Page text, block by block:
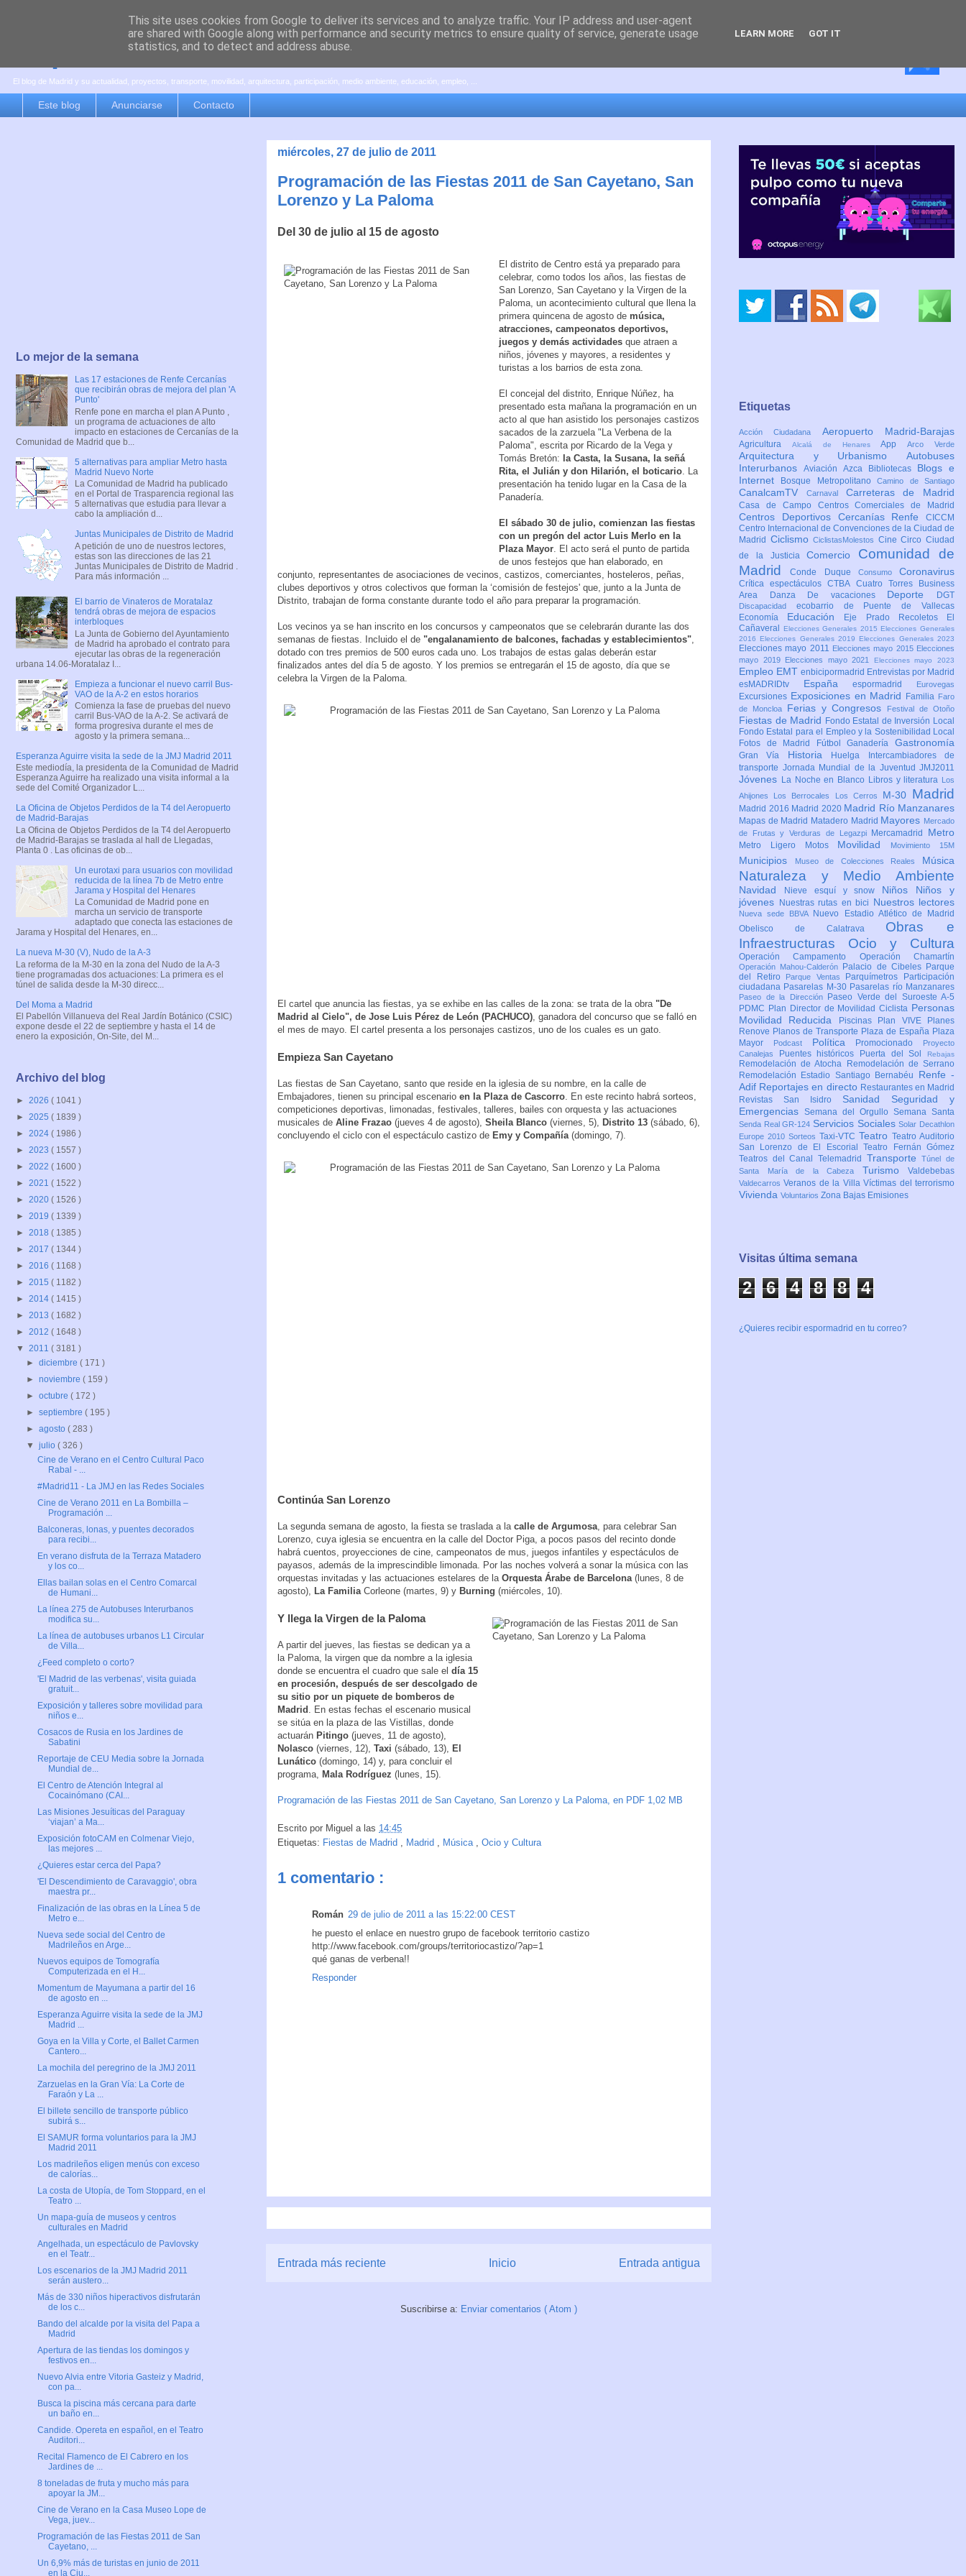
es por madrid
El blog de Madrid y su actualidad, proyectos, transporte, movilidad, arquitectura, participación, medio ambiente, educación, empleo, ...
Este blog Anunciarse Contacto
miércoles, 27 de julio de 2011
Programación de las Fiestas 2011 de San Cayetano, San
Lorenzo y La Paloma
Del 30 de julio al 15 de agosto
El distrito de Centro está ya preparado para
celebrar, como todos los años, las fiestas de
San Lorenzo, San Cayetano y la Virgen de la
Paloma, un acontecimiento cultural que llena la
primera quincena de agosto de música,
atracciones, campeonatos deportivos,
juegos y demás actividades que atraen a
niños, jóvenes y mayores, a residentes y
turistas a los barrios de esta zona.
El concejal del distrito, Enrique Núñez, ha
presentado esta mañana la programación en un
acto al que han asistido los personajes castizos
sacados de la zarzuela "La Verbena de la
Paloma", escrita por Ricardo de la Vega y
Tomás Bretón: la Casta, la Susana, la señá
Rita, el Julián y don Hilarión, el boticario. La
presentación ha tenido lugar en la Casa de la
Panadería.
El sábado 30 de julio, comienzan las fiestas
con un pregón del actor Luis Merlo en la
Plaza Mayor. El acto será el punto de partida
de unos festejos que han elaborado, en
conjunto, representantes de asociaciones de vecinos, castizos, comerciantes, hosteleros, peñas,
clubes deportivos y otros colectivos que forman la ‘comisión de festejos' que, junto a la Junta de
Distrito, trabajan de forma constante durante todo el año para preparar la programación.
Los vecinos ya se han inscrito en los concursos y campeonatos que se celebrarán durante las dos
semanas de fiestas. Incluido el de "engalanamiento de balcones, fachadas y establecimientos",
dotado con tres premios de 500 euros cada uno. Los trabajos de estas galas deberán estar
finalizados antes del día 5 de agosto. Y los premios se entregarán el 15 de agosto, día que se
celebra la Virgen de la Paloma.
El cartel que anuncia las fiestas, ya se exhibe en las calles de la zona: se trata de la obra "De
Madrid al Cielo", de Jose Luis Pérez de León (PACHUCO), ganadora del concurso que se falló en
el mes de mayo. El cartel presenta a los personajes castizos, uno de los cuales es un gato.
Empieza San Cayetano
Las fiestas de San Cayetano, santo que reside en la iglesia de su nombre, en la calle de
Embajadores, tienen su principal escenario en la Plaza de Cascorro. En este recinto habrá sorteos,
competiciones deportivas, limonadas, festivales, talleres, bailes con orquesta y las actuaciones
musicales de Aline Frazao (jueves 4 de agosto), Sheila Blanco (viernes, 5), Distrito 13 (sábado, 6),
concluyendo el ciclo con el espectáculo castizo de Emy y Compañía(domingo, 7).
Continúa San Lorenzo
La segunda semana de agosto, la fiesta se traslada a la calle de Argumosa, para celebrar San
Lorenzo, cuya iglesia se encuentra en la calle del Doctor Piga, a pocos pasos del recinto donde
habrá cuentos, proyecciones de cine, campeonatos de mus, juegos infantiles y espectáculos de
payasos, además de la imprescindible limonada. Por las noches volverá a sonar la música con las
orquestas invitadas y las actuaciones estelares de la Orquesta Árabe de Barcelona(lunes, 8 de
agosto), La FamiliaCorleone (martes, 9) y Burning (miércoles, 10).
Y llega la Virgen de la Paloma
A partir del jueves, las fiestas se dedican ya a
la Paloma, la virgen que da nombre a la iglesia
donde se encuentra el cuadro que sale el día 15
en procesión, después de ser descolgado de
su sitio por un piquete de bomberos de
Madrid . En estas fechas el escenario musical
se sitúa en la plaza de las Vistillas, donde
actuarán Pitingo (jueves, 11 de agosto),
Nolasco (viernes, 12), Taxi (sábado, 13), El
Lunático (domingo, 14) y, para concluir el
programa, Mala Rodríguez (lunes, 15).
Programación de las Fiestas 2011 de San Cayetano, San Lorenzo y La Paloma, en PDF 1,02 MB
Escrito por Miguel a las 14:45
Etiquetas: Fiestas de Madrid Madrid Música Ocio y Cultura
1 comentario :
Román 29 de julio de 2011 a las 15:22:00 CEST
he puesto el enlace en nuestro grupo de facebook territorio castizo
http://www.facebook.com/groups/territoriocastizo/?ap=1
qué ganas de verbena!!
Responder
Entrada más reciente Entrada antigua
Inicio
Suscribirse a: Enviar comentarios ( Atom )
Lo mejor de la semana
Las 17 estaciones de Renfe Cercanías
que recibirán obras de mejora del plan 'A
Punto'
Renfe pone en marcha el plan A Punto ,
un programa de actuaciones de alto
impacto en estaciones de Cercanías de la
Comunidad de Madrid que b...
5 alternativas para ampliar Metro hasta
Madrid Nuevo Norte
La Comunidad de Madrid ha publicado
en el Portal de Trasparencia regional las
5 alternativas que estudia para llevar a
cabo la ampliación d...
Juntas Municipales de Distrito de Madrid
A petición de uno de nuestros lectores,
estas son las direcciones de las 21
Juntas Municipales de Distrito de Madrid .
Para más información ...
El barrio de Vinateros de Moratalaz
tendrá obras de mejora de espacios
interbloques
La Junta de Gobierno del Ayuntamiento
de Madrid ha aprobado el contrato para
ejecutar las obras de la regeneración
urbana 14.06-Moratalaz I...
Empieza a funcionar el nuevo carril Bus-
VAO de la A-2 en estos horarios
Comienza la fase de pruebas del nuevo
carril Bus-VAO de la A-2. Se activará de
forma progresiva durante el mes de
agosto y la primera semana...
Esperanza Aguirre visita la sede de la JMJ Madrid 2011
Este mediodía, la presidenta de la Comunidad de Madrid
Esperanza Aguirre ha realizado una visita informal a la
sede del Comité Organizador L...
La Oficina de Objetos Perdidos de la T4 del Aeropuerto
de Madrid-Barajas
La Oficina de Objetos Perdidos de la T4 del Aeropuerto
de Madrid-Barajas se traslada al hall de Llegadas,
Planta 0 . Las oficinas de ob...
Un eurotaxi para usuarios con movilidad
reducida de la línea 7b de Metro entre
Jarama y Hospital del Henares
La Comunidad de Madrid pone en
marcha un servicio de transporte
adaptado que conecta las estaciones de
Jarama y Hospital del Henares, en...
La nueva M-30 (V), Nudo de la A-3
La reforma de la M-30 en la zona del Nudo de la A-3
tiene programadas dos actuaciones: La primera es el
túnel de salida desde la M-30 direcc...
Del Moma a Madrid
El Pabellón Villanueva del Real Jardín Botánico (CSIC)
expone desde el 22 de septiembre y hasta el 14 de
enero la exposición, On-Site, del M...
Archivo del blog
► 2026 ( 1041 )
► 2025 ( 1839 )
► 2024 ( 1986 )
► 2023 ( 1557 )
► 2022 ( 1600 )
► 2021 ( 1522 )
► 2020 ( 1526 )
► 2019 ( 1339 )
► 2018 ( 1385 )
► 2017 ( 1344 )
► 2016 ( 1168 )
► 2015 ( 1182 )
► 2014 ( 1415 )
► 2013 ( 1682 )
► 2012 ( 1648 )
▼ 2011 ( 3181 )
►diciembre( 171 )
►noviembre( 159 )
►octubre( 172 )
►septiembre( 195 )
►agosto( 283 )
▼julio( 326 )
Cine de Verano en el Centro Cultural Paco
Rabal - ...
#Madrid11 - La JMJ en las Redes Sociales
Cine de Verano 2011 en La Bombilla –
Programación ...
Balconeras, lonas, y puentes decorados
para recibi...
En verano disfruta de la Terraza Matadero
y los co...
Ellas bailan solas en el Centro Comarcal
de Humani...
La línea 275 de Autobuses Interurbanos
modifica su...
La línea de autobuses urbanos L1 Circular
de Villa...
¿Feed completo o corto?
'El Madrid de las verbenas', visita guiada
gratuit...
Exposición y talleres sobre movilidad para
niños e...
Cosacos de Rusia en los Jardines de
Sabatini
Reportaje de CEU Media sobre la Jornada
Mundial de...
El Centro de Atención Integral al
Cocainómano (CAI...
Las Misiones Jesuíticas del Paraguay
‘viajan’ a Ma...
Exposición fotoCAM en Colmenar Viejo,
las mejores ...
¿Quieres estar cerca del Papa?
'El Descendimiento de Caravaggio', obra
maestra pr...
Finalización de las obras en la Línea 5 de
Metro e...
Nueva sede social del Centro de
Madrileños en Arge...
Nuevos equipos de Tomografía
Computerizada en el H...
Momentum de Mayumana a partir del 16
de agosto en ...
Esperanza Aguirre visita la sede de la JMJ
Madrid ...
Goya en la Villa y Corte, el Ballet Carmen
Cantero...
La mochila del peregrino de la JMJ 2011
Zarzuelas en la Gran Vía: La Corte de
Faraón y La ...
El billete sencillo de transporte público
subirá s...
El SAMUR forma voluntarios para la JMJ
Madrid 2011
Los madrileños eligen menús con exceso
de calorías...
La costa de Utopía, de Tom Stoppard, en el
Teatro ...
Un mapa-guía de museos y centros
culturales en Madrid
Angelhada, un espectáculo de Pavlovsky
en el Teatr...
Los escenarios de la JMJ Madrid 2011
serán austero...
Más de 330 niños hiperactivos disfrutarán
de los c...
Bando del alcalde por la visita del Papa a
Madrid
Apertura de las tiendas los domingos y
festivos en...
Nuevo Alvia entre Vitoria Gasteiz y Madrid,
con pa...
Busca la piscina más cercana para darte
un baño en...
Candide. Opereta en español, en el Teatro
Auditori...
Recital Flamenco de El Cabrero en los
Jardines de ...
8 toneladas de fruta y mucho más para
apoyar la JM...
Cine de Verano en la Casa Museo Lope de
Vega, juev...
Programación de las Fiestas 2011 de San
Cayetano, ...
Un 6,9% más de turistas en junio de 2011
en la Ciu...
Etiquetas
Acción Ciudadana Aeropuerto Madrid-Barajas
Agricultura Alcalá de HenaresAppArco Verde
Arquitectura y Urbanismo Autobuses
Interurbanos Aviación Azca Bibliotecas Blogs e
Internet
Bosque MetropolitanoCamino de Santiago
CanalcamTV Carnaval Carreteras de Madrid
Casa de Campo Centros Comerciales de Madrid
Centros Deportivos Cercanías Renfe CICCM
Centro Internacional de Convenciones de la Ciudad de
Madrid CiclismoCiclistasMolestos CineCircoCiudad
de la JusticiaComercio Comunidad de
MadridConde Duque Consumo Coronavirus
Crítica espectáculosCTBA Cuatro Torres Business
Area
Danza De vacaciones Deporte DGT
Discapacidad ecobarrio de Puente de Vallecas
Economía Educación Eje Prado Recoletos
El
Cañaveral
Elecciones Generales 2015 Elecciones Generales
2016 Elecciones Generales 2019 Elecciones Generales 2023
Elecciones mayo 2011 Elecciones mayo 2015 Elecciones
mayo 2019
Elecciones mayo 2021 Elecciones mayo 2023
Empleo EMT enbicipormadrid Entrevistas por Madrid
esMADRIDtv Españaespormadrid Eurovegas
Excursiones Exposiciones en Madrid Familia Faro
de Moncloa
Ferias y Congresos Festival de Otoño
Fiestas de Madrid Fondo Estatal de Inversión Local
Fondo Estatal para el Empleo y la Sostenibilidad Local
Fotos de Madrid
FútbolGanaderíaGastronomía
Gran Vía Historia Huelga
Intercambiadores de
transporte Jornada Mundial de la Juventud JMJ2011
Jóvenes La Noche en Blanco Libros y literatura
Los
Ahijones
Los Berrocales Los Cerros M-30 Madrid
Madrid 2016 Madrid 2020 Madrid Río Manzanares
Mapas de Madrid Matadero Madrid Mayores Mercado
de Frutas y Verduras de Legazpi
Mercamadrid Metro
Metro Ligero Motos Movilidad Movimiento 15M
Municipios Museo de Colecciones Reales Música
Naturaleza y Medio Ambiente
Navidad Nieve esquí y snow Niños Niños y
jóvenes
Nuestras rutas en bici Nuestros lectores
Nueva sede BBVA
Nuevo Estadio Atlético de Madrid
Obelisco de Calatrava Obras e
Infraestructuras Ocio y Cultura
Operación Campamento Operación Chamartín
Operación Mahou-Calderón Palacio de Cibeles Parque
del Retiro
Parque Ventas Parquímetros
Participación
ciudadana Pasarelas M-30 Pasarelas río Manzanares
Paseo de la Dirección
Paseo Verde del Suroeste A-5
PDMC Plan Director de Movilidad Ciclista Personas
Movilidad Reducida
Piscinas Plan VIVE
Planes
Renove Planos de Transporte Plaza de España Plaza
Mayor
Podcast Política Promocionado
Proyecto
Canalejas
Puentes históricos Puerta del Sol Rebajas
Remodelación de Atocha
Remodelación de Serrano
Remodelación Estadio Santiago Bernabéu Renfe -
Adif Reportajes en directo Restaurantes en Madrid
Revistas San Isidro Sanidad Seguridad y
Emergencias Semana del Orgullo Semana Santa
Senda Real GR-124 Servicios SocialesSolar Decathlon
Europe 2010 Sorteos Taxi-VTC Teatro Teatro Auditorio
San Lorenzo de El EscorialTeatro Fernán Gómez
Teatros del Canal Telemadrid TransporteTúnel de
Santa María de la Cabeza Turismo Valdebebas
ValdecarrosVeranos de la VillaVíctimas del terrorismo
Vivienda Voluntarios Zona Bajas Emisiones
Visitas última semana
2 6 4 8 8 4
¿Quieres recibir espormadrid en tu correo?
This site uses cookies from Google to deliver its services and to analyze traffic. Your IP address and user-agent
are shared with Google along with performance and security metrics to ensure quality of service, generate usage
statistics, and to detect and address abuse.
LEARN MORE GOT IT